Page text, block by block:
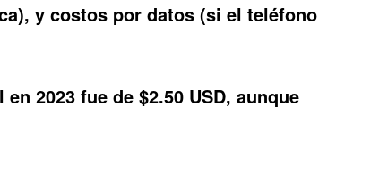
y costos por datos (si el teléfono
2023 fue de $2.50 USD, aunque